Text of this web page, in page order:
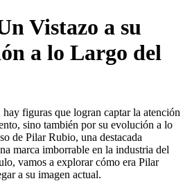
Vistazo a su
a lo Largo del
figuras que logran captar la atención
sino también por su evolución a lo
de Pilar Rubio, una destacada
marca imborrable en la industria del
vamos a explorar cómo era Pilar
a su imagen actual.